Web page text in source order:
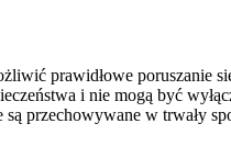
prawidłowe poruszanie
i nie mogą być
przechowywane w trwały